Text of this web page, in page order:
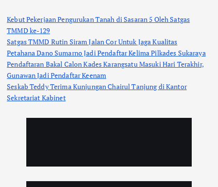
Kebut Pekerjaan Pengurukan Tanah di Sasaran 5 Oleh Satgas
TMMD ke-129
Satgas TMMD Rutin Siram Jalan Cor Untuk Jaga Kualitas
Petahana Dano Sumarno Jadi Pendaftar Kelima Pilkades Sukaraya
Pendaftaran Bakal Calon Kades Karangsatu Masuki Hari Terakhir,
Gunawan Jadi Pendaftar Keenam
Seskab Teddy Terima Kunjungan Chairul Tanjung di Kantor
Sekretariat Kabinet